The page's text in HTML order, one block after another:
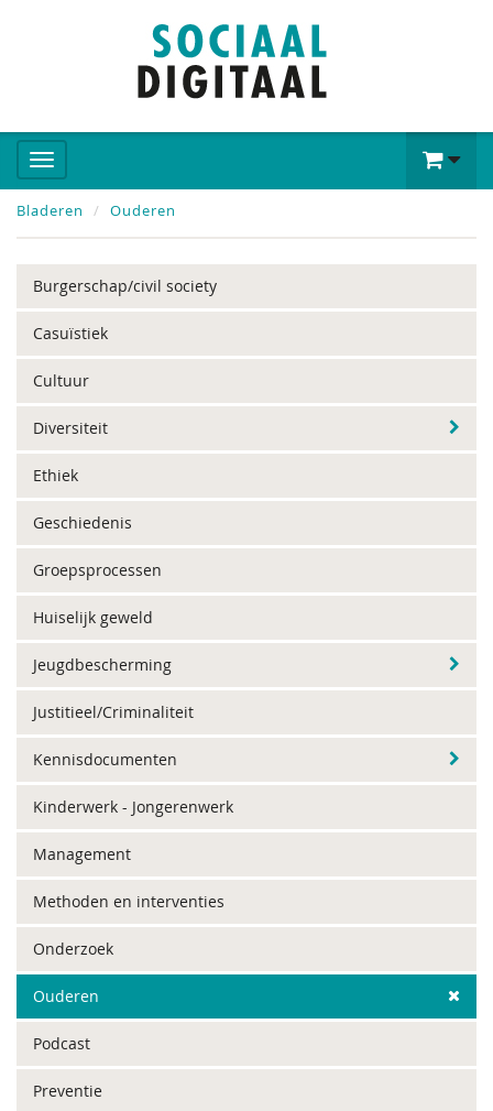
Bladeren Ouderen
Burgerschap/civil society
Casuïstiek
Cultuur
Diversiteit
Ethiek
Geschiedenis
Groepsprocessen
Huiselijk geweld
Jeugdbescherming
Justitieel/Criminaliteit
Kennisdocumenten
Kinderwerk - Jongerenwerk
Management
Methoden en interventies
Onderzoek
Ouderen
Podcast
Preventie